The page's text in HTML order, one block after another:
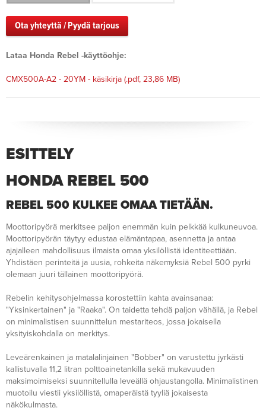
Ota yhteyttä / Pyydä tarjous
Lataa Honda Rebel -käyttöohje:
CMX500A-A2 - 20YM - käsikirja (.pdf, 23,86 MB)
ESITTELY
HONDA REBEL 500
REBEL 500 KULKEE OMAA TIETÄÄN.
Moottoripyörä merkitsee paljon enemmän kuin pelkkää kulkuneuvoa.
Moottoripyörän täytyy edustaa elämäntapaa, asennetta ja antaa
ajajalleen mahdollisuus ilmaista omaa yksilöllistä identiteettiään.
Yhdistäen perinteitä ja uusia, rohkeita näkemyksiä Rebel 500 pyrki
olemaan juuri tällainen moottoripyörä.
Rebelin kehitysohjelmassa korostettiin kahta avainsanaa:
"Yksinkertainen" ja "Raaka". On taidetta tehdä paljon vähällä, ja Rebel
on minimalistisen suunnittelun mestariteos, jossa jokaisella
yksityiskohdalla on merkitys.
Leveärenkainen ja matalalinjainen "Bobber" on varustettu jyrkästi
kallistuvalla 11,2 litran polttoainetankilla sekä mukavuuden
maksimoimiseksi suunnitellulla leveällä ohjaustangolla. Minimalistinen
muotoilu viestii yksilöllistä, omaperäistä tyyliä jokaisesta
näkökulmasta.